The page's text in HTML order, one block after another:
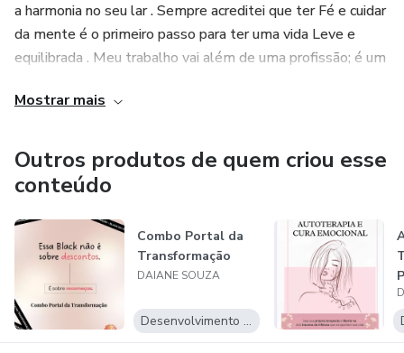
Mas pode mudar completamente o que isso significa na
sua vida a partir de agora.
a harmonia no seu lar . Sempre acreditei que ter Fé e cuidar
da mente é o primeiro passo para ter uma vida Leve e
equilibrada . Meu trabalho vai além de uma profissão; é um
transformações incríveis de meus clientes ,com Deus em
história .
Será um prazer fazer parte da sua jornada!!
Mostrar mais
Outros produtos de quem criou esse
conteúdo
Combo Portal da
Transformação
DAIANE SOUZA
Desenvolvimento Pessoal